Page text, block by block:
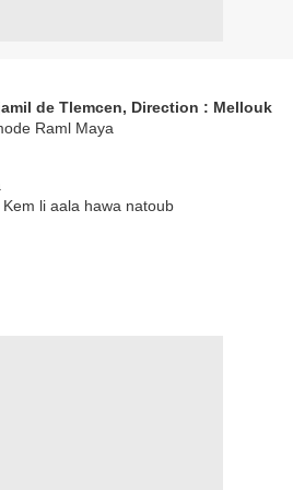
de Tlemcen, Direction : Mellouk
Raml Maya
li aala hawa natoub